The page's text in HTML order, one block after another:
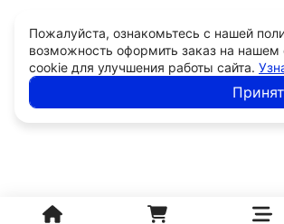
Пожалуйста, ознакомьтесь с нашей
возможность оформить заказ на
cookie для улучшения работы сайта.